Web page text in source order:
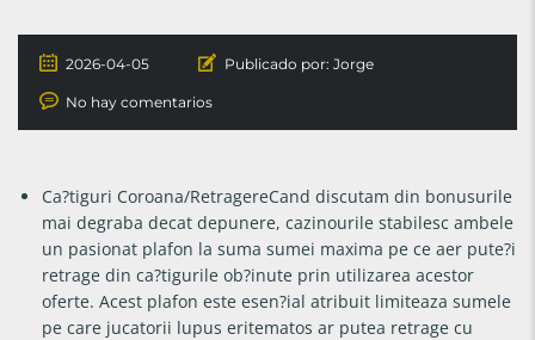
2026-04-05 Publicado por: Jorge
No hay comentarios
Ca?tiguri Coroana/RetragereCand discutam din bonusurile
mai degraba decat depunere, cazinourile stabilesc ambele
un pasionat plafon la suma sumei maxima pe ce aer pute?i
retrage din ca?tigurile ob?inute prin utilizarea acestor
oferte. Acest plafon este esen?ial atribuit limiteaza sumele
pe care jucatorii lupus eritematos ar putea retrage cu